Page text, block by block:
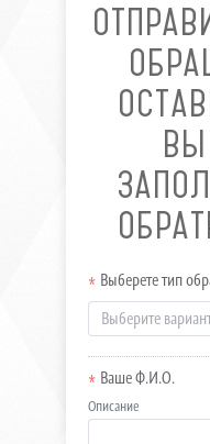
Выберете тип
Выберите
Ваше Ф.И.О.
Описание